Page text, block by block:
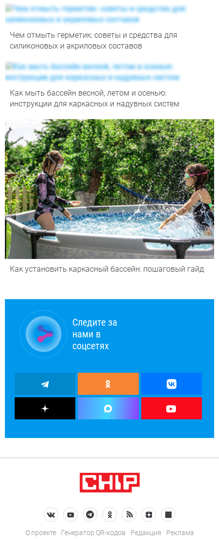
Чем отмыть герметик: советы и средства для
силиконовых и акриловых составов
Как мыть бассейн весной, летом и осенью:
инструкции для каркасных и надувных систем
Как установить каркасный бассейн: пошаговый гайд
Следите за
нами в
соцсетях
О проекте Генератор QR-кодов Редакция Реклама